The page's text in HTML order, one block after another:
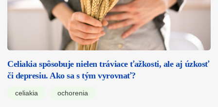
Celiakia spôsobuje nielen tráviace ťažkosti, ale aj úzkosť
či depresiu. Ako sa s tým vyrovnať?
celiakia ochorenia